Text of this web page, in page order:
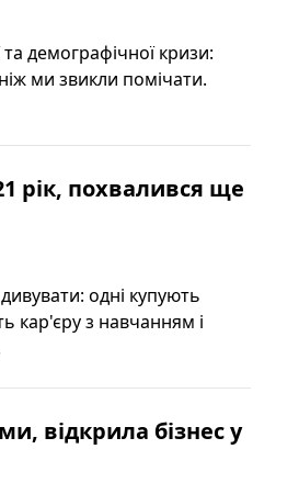
демографічної кризи:
ми звикли помічати.
рік, похвалився ще
одні купують
кар'єру з навчанням і
відкрила бізнес у